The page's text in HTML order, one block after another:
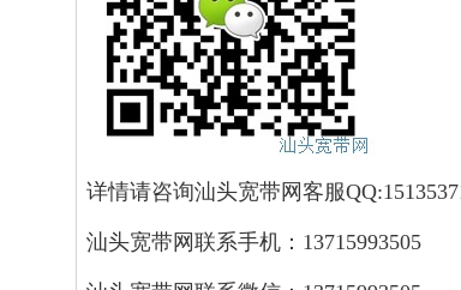
详情请咨询汕头宽带网客服
汕头宽带网联系手机：13715993505